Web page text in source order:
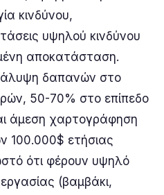
κινδύνου,
υψηλού κινδύνου
αποκατάσταση.
δαπανών στο
50-70% στο επίπεδο
άμεση χαρτογράφηση
100.000$ ετήσιας
ότι φέρουν υψηλό
(βαμβάκι,